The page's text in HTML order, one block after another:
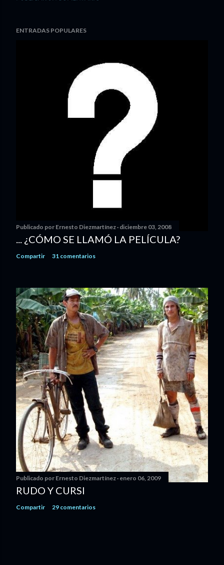
ENTRADAS POPULARES
Publicado por Ernesto Diezmartínez diciembre 03, 2008
... ¿CÓMO SE LLAMÓ LA PELÍCULA?
Compartir 31 comentarios
Publicado por Ernesto Diezmartínez enero 06, 2009
RUDO Y CURSI
Compartir 29 comentarios